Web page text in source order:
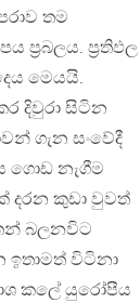
තම
ප්‍රතිඵල
මෙයයි.
දිවුරා සිටින
ගැන සංවේදී
ගොඩ නැගීම
දරන කුඩා වුවත්
බලනවිට
ඉතාමත් විටිනා
කලේ යුරෝපීය